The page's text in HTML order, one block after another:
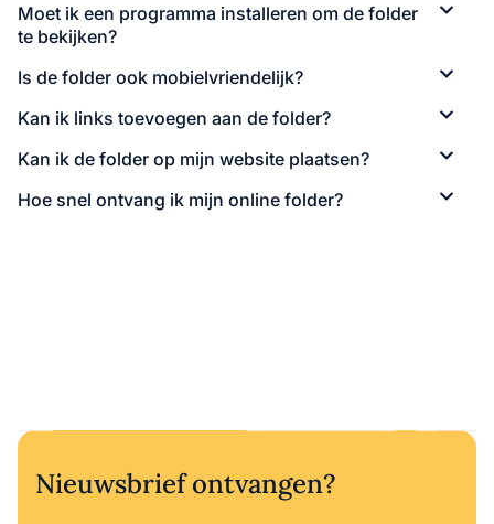
Moet ik een programma installeren om de folder
te bekijken?
Is de folder ook mobielvriendelijk?
Kan ik links toevoegen aan de folder?
Kan ik de folder op mijn website plaatsen?
Hoe snel ontvang ik mijn online folder?
Nieuwsbrief ontvangen?